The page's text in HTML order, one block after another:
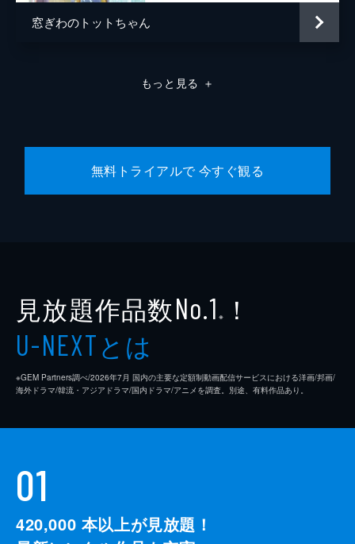
窓ぎわのトットちゃん
もっと見る ＋
無料トライアルで 今すぐ観る
見放題作品数No.1 ※ ！
U-NEXTとは
※GEM Partners調べ/2026年7⽉ 国内の主要な定額制動画配信サービスにおける洋画/邦画/
海外ドラマ/韓流・アジアドラマ/国内ドラマ/アニメを調査。別途、有料作品あり。
01
420,000 本以上が見放題！